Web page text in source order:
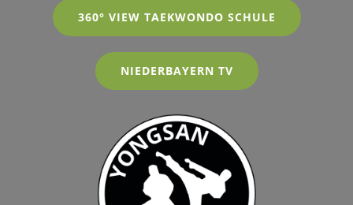
360° VIEW TAEKWONDO SCHULE
NIEDERBAYERN TV